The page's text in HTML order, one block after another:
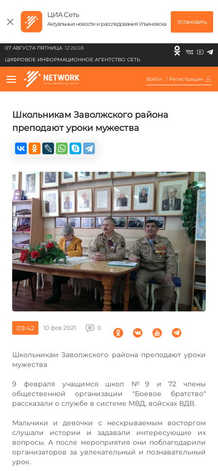
ЦИА Сеть
Актуальные новости и расследования Ульяновска Установить
07 АВГУСТА ПЯТНИЦА 12:26:08
ЦИФРОВОЕ ИНФОРМАЦИОННОЕ АГЕНТСТВО СЕТЬ
Войти / Регистрация
Школьникам Заволжского района
преподают уроки мужества
09:42 10 фев 2021 0
Школьникам Заволжского района преподают уроки
мужества
9 февраля учащимся школ №9 и 72 члены
общественной организации "Боевое братство"
рассказали о службе в системе МВД, войсках ВДВ.
Мальчики и девочки с нескрываемым восторгом
слушали истории и задавали интересующие их
вопросы. А после мероприятия они поблагодарили
организаторов за увлекательный и познавательный
урок.